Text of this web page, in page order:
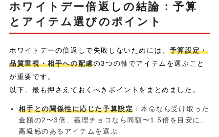
ホワイトデー倍返しの結論：予算
とアイテム選びのポイント
ホワイトデーの倍返しで失敗しないためには、 予算設定・
品質重視・相手への配慮の3つの軸でアイテムを選ぶこと
が重要です。
以下、最も押さえておくべきポイントをまとめました。
相手との関係性に応じた予算設定 ：本命なら受け取った
金額の2〜3倍、義理チョコなら同額〜1.5倍を目安に、
高級感のあるアイテムを選ぶ